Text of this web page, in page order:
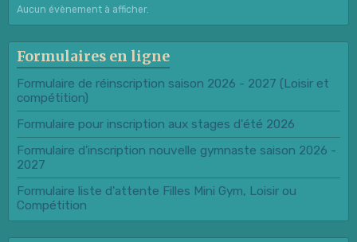
Aucun évènement à afficher.
Formulaires en ligne
Formulaire de réinscription saison 2026 - 2027 (Loisir et
compétition)
Formulaire pour inscription aux stages d'été 2026
Formulaire d'inscription nouvelle gymnaste saison 2026 -
2027
Formulaire liste d'attente Filles Mini Gym, Loisir ou
Compétition